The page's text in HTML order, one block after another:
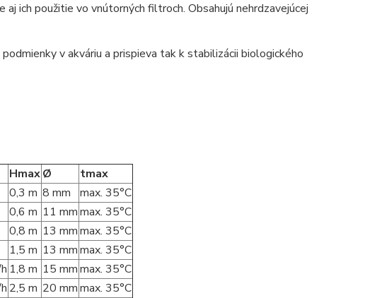
ich použitie vo vnútorných filtroch. Obsahujú nehrdzavejúcej
v akváriu a prispieva tak k stabilizácii biologického
HmaxØ
tmax
0,3 m 8 mm
max. 35°C
0,6 m 11 mmmax. 35°C
0,8 m 13 mmmax. 35°C
1,5 m 13 mmmax. 35°C
1,8 m 15 mmmax. 35°C
2,5 m 20 mmmax. 35°C